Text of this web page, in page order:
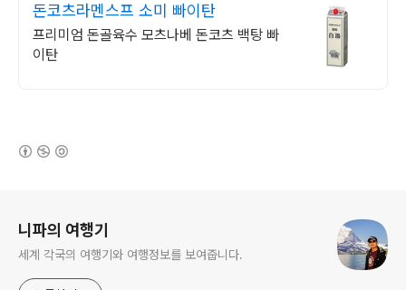
돈코츠라멘스프 소미 빠이탄
프리미엄 돈골육수 모츠나베 돈코츠 백탕 빠
이탄
니파의 여행기
세계 각국의 여행기와 여행정보를 보여줍니다.